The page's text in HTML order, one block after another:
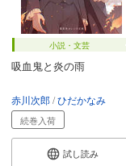
小説・文芸
吸血鬼と炎の雨
赤川次郎 ひだかなみ
続巻入荷
試し読み